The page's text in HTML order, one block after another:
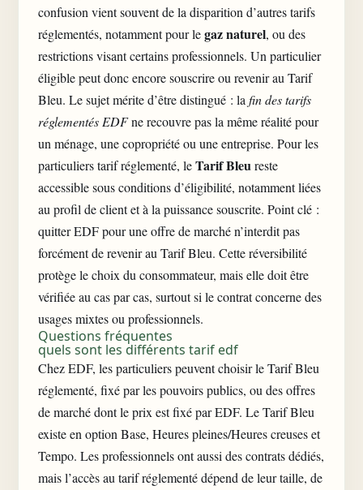
confusion vient souvent de la disparition d’autres tarifs
réglementés, notamment pour legaz naturel, ou des
restrictions visant certains professionnels. Un particulier
éligible peut donc encore souscrire ou revenir au Tarif
Bleu. Le sujet mérite d’être distingué : la fin des tarifs
réglementés EDFne recouvre pas la même réalité pour
un ménage, une copropriété ou une entreprise. Pour les
particuliers tarif réglementé, leTarif Bleureste
accessible sous conditions d’éligibilité, notamment liées
au profil de client et à la puissance souscrite. Point clé :
quitter EDF pour une offre de marché n’interdit pas
forcément de revenir au Tarif Bleu. Cette réversibilité
protège le choix du consommateur, mais elle doit être
vérifiée au cas par cas, surtout si le contrat concerne des
usages mixtes ou professionnels.
Questions fréquentes
quels sont les différents tarif edf
Chez EDF, les particuliers peuvent choisir le Tarif Bleu
réglementé, fixé par les pouvoirs publics, ou des offres
de marché dont le prix est fixé par EDF. Le Tarif Bleu
existe en option Base, Heures pleines/Heures creuses et
Tempo. Les professionnels ont aussi des contrats dédiés,
mais l’accès au tarif réglementé dépend de leur taille, de